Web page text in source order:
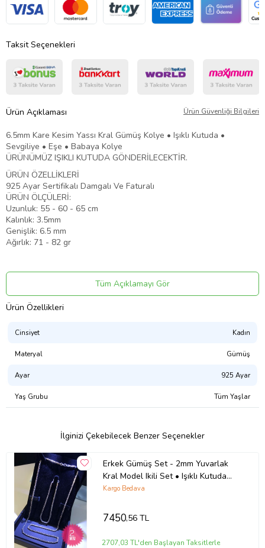
Taksit Seçenekleri
Ürün Açıklaması Ürün Güvenliği Bilgileri
6.5mm Kare Kesim Yassı Kral Gümüş Kolye • Işıklı Kutuda •
Sevgiliye • Eşe • Babaya Kolye
ÜRÜNÜMÜZ IŞIKLI KUTUDA GÖNDERİLECEKTİR.
ÜRÜN ÖZELLİKLERİ
925 Ayar Sertifikalı Damgalı Ve Faturalı
ÜRÜN ÖLÇÜLERİ:
Uzunluk: 55 - 60 - 65 cm
Kalınlık: 3.5mm
Genişlik: 6.5 mm
Ağırlık: 71 - 82 gr
Ürün Kodu:
Tüm Açıklamayı Gör
Ürün Özellikleri
Cinsiyet Kadın
Materyal Gümüş
Ayar 925 Ayar
Yaş Grubu Tüm Yaşlar
İlginizi Çekebilecek Benzer Seçenekler
Erkek Gümüş Set - 2mm Yuvarlak
Kral Model Ikili Set • Işıklı Kutuda
Sevgiliye • Eşe • Bileklik Kolye
Kargo Bedava
7450,56 TL
2707,03 TL'den Başlayan Taksitlerle